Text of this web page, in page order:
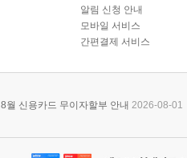
알림 신청 안내
모바일 서비스
간편결제 서비스
8월 신용카드 무이자할부 안내 2026-08-01